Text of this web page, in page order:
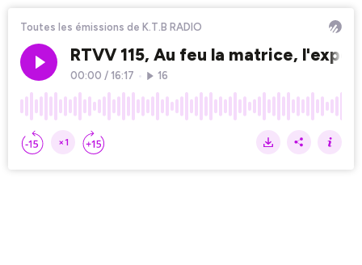
Toutes les émissions de K.T.B RADIO
RTVV 115, Au feu la matrice,
00:00 / 16:17 16
×1